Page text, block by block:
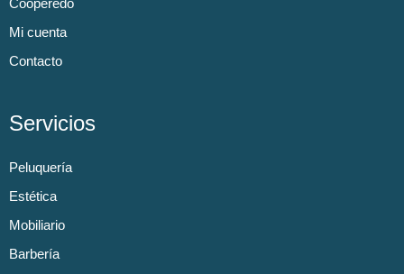
Cooperedo
Mi cuenta
Contacto
Servicios
Peluquería
Estética
Mobiliario
Barbería